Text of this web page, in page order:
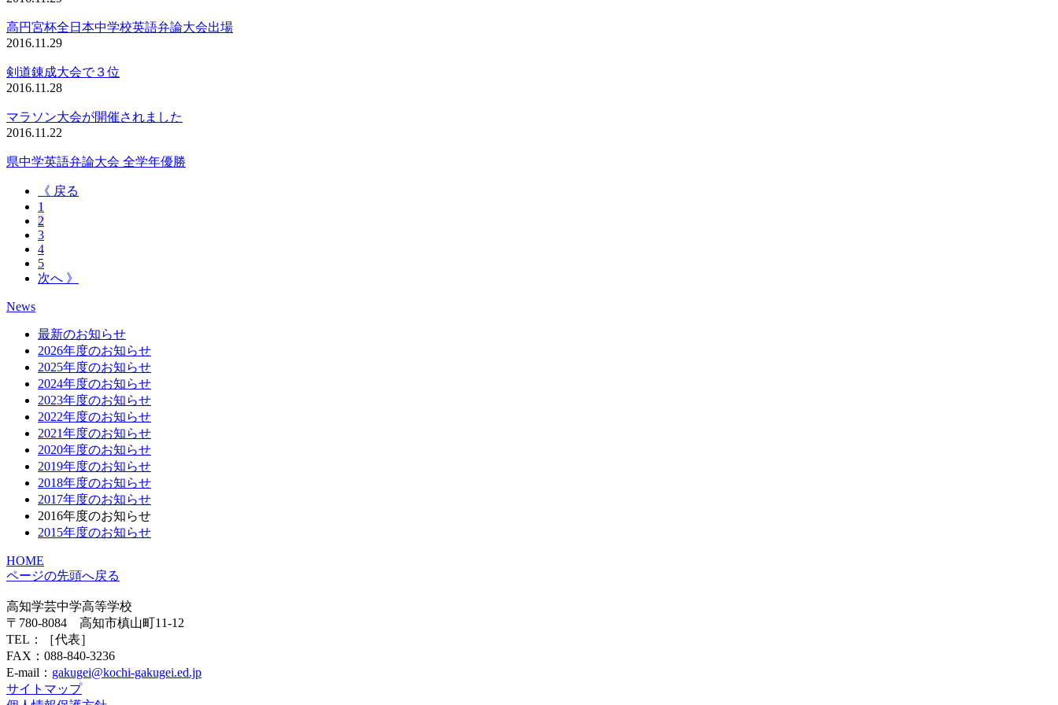
高円宮杯全日本中学校英語弁論大会出場
2016.11.29
剣道錬成大会で３位
2016.11.28
マラソン大会が開催されました
2016.11.22
県中学英語弁論大会 全学年優勝
《 戻る
1
2
3
4
5
次へ 》
News
最新のお知らせ
2026年度のお知らせ
2025年度のお知らせ
2024年度のお知らせ
2023年度のお知らせ
2022年度のお知らせ
2021年度のお知らせ
2020年度のお知らせ
2019年度のお知らせ
2018年度のお知らせ
2017年度のお知らせ
2016年度のお知らせ
2015年度のお知らせ
HOME
ページの先頭へ戻る
高知学芸中学高等学校
〒780-8084 高知市槙山町11-12
TEL：
［代表］
FAX：088-840-3236
E-mail： gakugei@kochi-gakugei.ed.jp
サイトマップ